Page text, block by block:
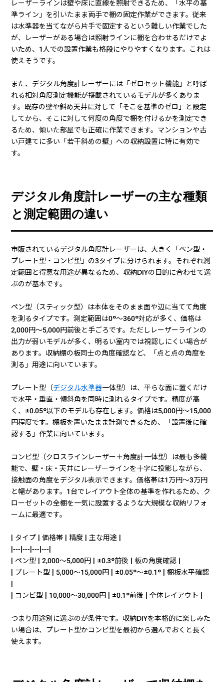
レーザーラインは壁や床に直線を照射できるため、「水平の基
準ライン」を引いたまま両手で棚の固定作業ができます。従来
は水準器を当てながら片手で固定するという難しい作業でした
が、レーザーがある場合は照射ラインに棚を合わせるだけでよ
いため、1人での設置作業も格段にやりやすくなります。これは
使えそうです。
また、デジタル角度計レーザーには「ゼロセット機能」と呼ば
れる相対角度測定機能が搭載されているモデルが多くありま
す。既存の壁や斜め天井に対して「そこを基準のゼロ」と設定
してから、そこに対して何度の角度で棚を付けるかを測定でき
るため、傾いた部屋でも正確に作業できます。マンションや古
い戸建てに多い「若干斜めの壁」への収納設置に特に有効で
す。
デジタル角度計レーザーの主な種類
と測定範囲の違い
市販されているデジタル角度計レーザーは、大きく「ペン型・
プレート型・コンビ型」の3タイプに分けられます。それぞれ測
定範囲と得意な用途が異なるため、収納DIYの目的に合わせて選
ぶのが基本です。
ペン型（スティック型）は本体をそのまま面や辺に当てて角度
を測るタイプです。測定範囲は0°〜360°対応が多く、価格は
2,000円〜5,000円前後と手ごろです。ただしレーザーラインの
出力が弱いモデルが多く、明るい室内では視認しにくい場合が
あります。収納棚の板同士の角度確認など、「点と点の角度を
測る」用途に向いています。
プレート型（デジタル水準器一体型）は、平らな面に置くだけ
で水平・垂直・傾斜角を同時に測れるタイプです。精度が高
く、±0.05°以下のモデルも存在します。価格は5,000円〜15,000
円程度です。棚板を置いたまま計測できるため、「設置後に確
認する」作業に向いています。
コンビ型（クロスラインレーザー＋角度計一体型）は最も多機
能で、壁・床・天井にレーザーラインを十字に投影しながら、
接触面の角度をデジタル表示できます。価格帯は1万円〜3万円
と幅があります。1台でレイアウト全体の基準を作れるため、ク
ローゼットの全棚を一気に設置するような大規模な収納リフォ
ームに最適です。
| タイプ | 価格帯 | 精度 | 主な用途 |
|---|---|---|---|
| ペン型 | 2,000〜5,000円 | ±0.3°前後 | 板の角度確認 |
| プレート型 | 5,000〜15,000円 | ±0.05°〜±0.1° | 棚板水平確認
|
| コンビ型 | 10,000〜30,000円 | ±0.1°前後 | 全体レイアウト |
つまり用途別に選ぶのが条件です。収納DIYを本格的に楽しみた
い場合は、プレート型かコンビ型を最初から選んでおくと長く
使えます。